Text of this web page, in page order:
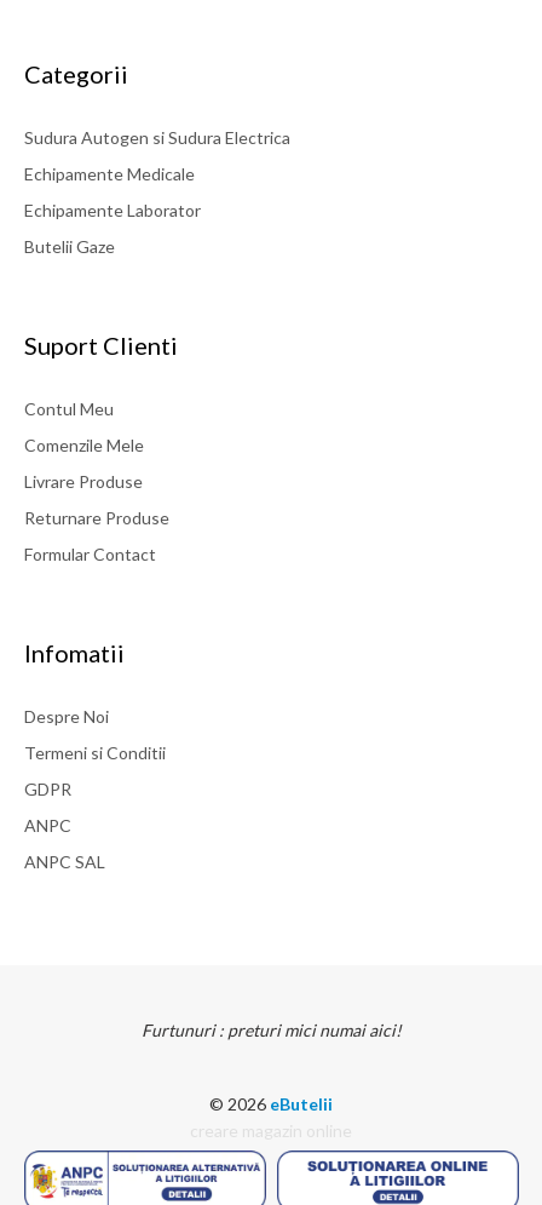
Categorii
Sudura Autogen si Sudura Electrica
Echipamente Medicale
Echipamente Laborator
Butelii Gaze
Suport Clienti
Contul Meu
Comenzile Mele
Livrare Produse
Returnare Produse
Formular Contact
Infomatii
Despre Noi
Termeni si Conditii
GDPR
ANPC
ANPC SAL
Furtunuri : preturi mici numai aici!
© 2026 eButelii
creare magazin online